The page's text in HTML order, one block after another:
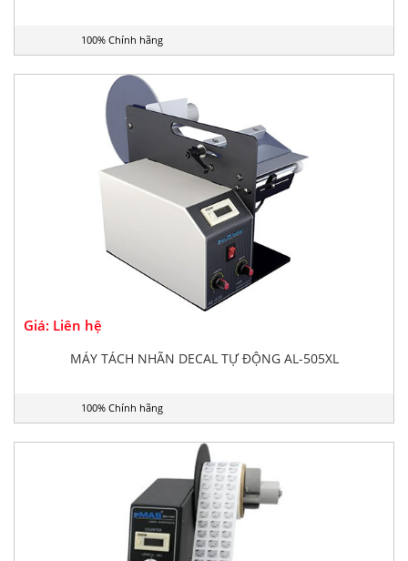
100% Chính hãng
Giá: Liên hệ
MÁY TÁCH NHÃN DECAL TỰ ĐỘNG AL-505XL
100% Chính hãng